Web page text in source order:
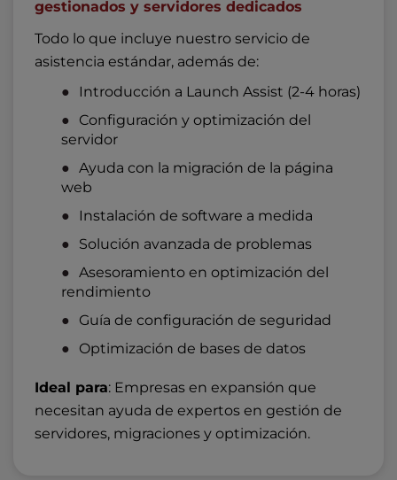
gestionados y servidores dedicados
Todo lo que incluye nuestro servicio de
asistencia estándar, además de:
Introducción a Launch Assist (2-4 horas)
Configuración y optimización del
servidor
Ayuda con la migración de la página
web
Instalación de software a medida
Solución avanzada de problemas
Asesoramiento en optimización del
rendimiento
Guía de configuración de seguridad
Optimización de bases de datos
Ideal para: Empresas en expansión que
necesitan ayuda de expertos en gestión de
servidores, migraciones y optimización.